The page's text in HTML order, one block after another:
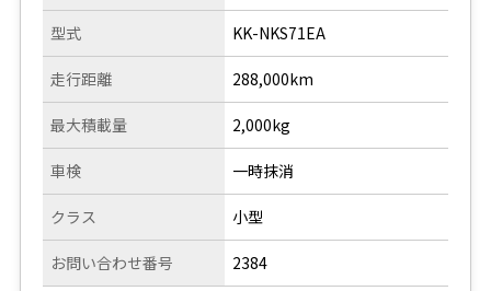
型式
走行距離
KK-NKS71EA
288,000km
最大積載量
車検
クラス
お問い合わせ番号
2,000kg
一時抹消
小型
2384